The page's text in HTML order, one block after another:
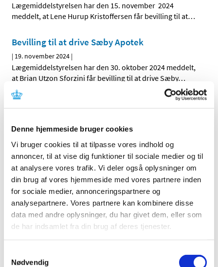
Denne hjemmeside bruger cookies
Vi bruger cookies til at tilpasse vores indhold og
annoncer, til at vise dig funktioner til sociale medier og til
at analysere vores trafik. Vi deler også oplysninger om
din brug af vores hjemmeside med vores partnere inden
for sociale medier, annonceringspartnere og
analysepartnere. Vores partnere kan kombinere disse
data med andre oplysninger, du har givet dem, eller som
de har indsamlet fra din brug af deres tjenester.
Nødvendig
Lægemiddelstyrelsen har den 15. november 2024
meddelt, at Lene Hurup Kristoffersen får bevilling til at…
Bevilling til at drive Sæby Apotek
| 19. november 2024 |
Lægemiddelstyrelsen har den 30. oktober 2024 meddelt,
at Brian Utzon Sforzini får bevilling til at drive Sæby…
TID
2026 (2)
2025 (13)
2024 (30)
december (1)
november (3)
oktober (6)
juni (2)